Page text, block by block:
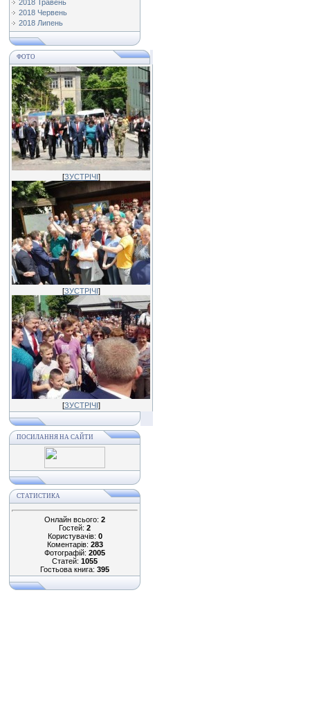
2018 Травень
2018 Червень
2018 Липень
ФОТО
[ЗУСТРІЧІ]
[ЗУСТРІЧІ]
[ЗУСТРІЧІ]
ПОСИЛАННЯ НА САЙТИ
СТАТИСТИКА
Онлайн всього: 2
Гостей: 2
Користувачів: 0
Коментарів: 283
Фотографій: 2005
Статей: 1055
Гостьова книга: 395